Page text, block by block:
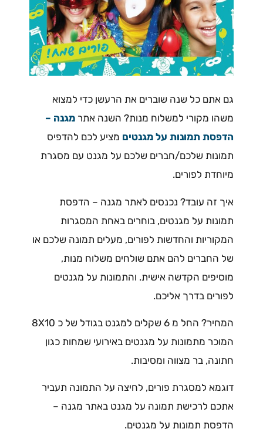
גם אתם כל שנה שוברים את הרעשן כדי למצוא
משהו מקורי למשלוח מנות? השנה אתר מגנה –
הדפסת תמונות על מגנטים מציע לכם להדפיס
תמונות שלכם/חברים שלכם על מגנט עם מסגרת
מיוחדת לפורים.
איך זה עובד? נכנסים לאתר מגנה – הדפסת
תמונות על מגנטים, בוחרים באחת המסגרות
המקוריות והחדשות לפורים, מעלים תמונה שלכם או
של החברים להם אתם שולחים משלוח מנות,
מוסיפים הקדשה אישית. והתמונות על מגנטים
לפורים בדרך אליכם.
המחיר? החל מ 6 שקלים למגנט בגודל של כ 8X10
המוכר מתמונות על מגנטים באירועי שמחות כגון
חתונה, בר מצווה ומסיבות.
דוגמא למסגרת פורים, לחיצה על התמונה תעביר
אתכם לרכישת תמונה על מגנט באתר מגנה –
הדפסת תמונות על מגנטים.